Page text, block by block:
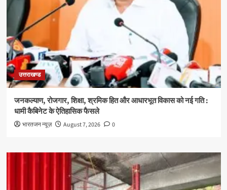
उत्तराखण्ड
जनकल्याण, रोजगार, शिक्षा, श्रमिक हित और आधारभूत विकास को नई गति :
धामी कैबिनेट के ऐतिहासिक फैसले
भारतजन न्यूज़ August 7, 2026 0